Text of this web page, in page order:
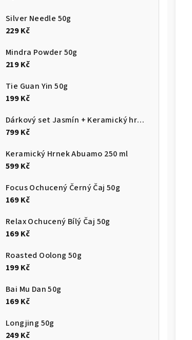
Silver Needle 50g
229 Kč
Mindra Powder 50g
219 Kč
Tie Guan Yin 50g
199 Kč
Dárkový set Jasmín + Keramický hrnek Abuamo
799 Kč
Keramický Hrnek Abuamo 250 ml
599 Kč
Focus Ochucený Černý Čaj 50g
169 Kč
Relax Ochucený Bílý Čaj 50g
169 Kč
Roasted Oolong 50g
199 Kč
Bai Mu Dan 50g
169 Kč
Longjing 50g
249 Kč